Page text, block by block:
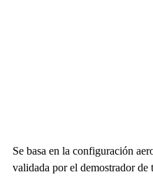
Se basa en la configuración
validada por el demostrador de